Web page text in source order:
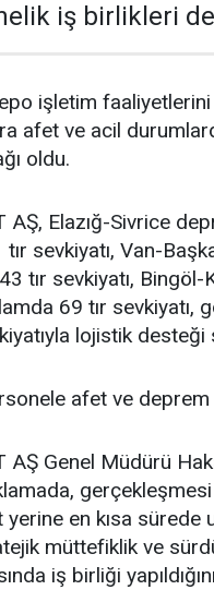
iş birlikleri
işletim faaliyetlerini
afet ve acil
oldu.
AŞ, Elazığ-Sivrice
tır sevkiyatı, Van-
tır sevkiyatı,
69 tır sevkiyatı,
lojistik desteği
afet ve
AŞ Genel Müdürü
yerine en kısa sürede
müttefiklik ve
iş birliği